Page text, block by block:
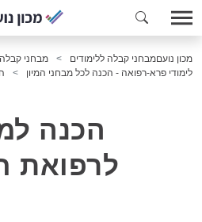
מכון נועםמבחני קבלה ללימודים
מבחני
לימודי פרא-רפואה - הכנה לכל מבחני המיון
הכנה
לרפואת